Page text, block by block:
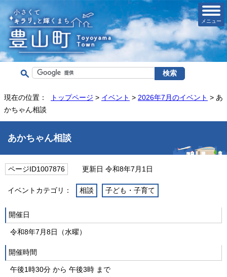
メニュー
現在の位置： トップページ > イベント > 2026年7月のイベント > あ
かちゃん相談
あかちゃん相談
ページID1007876 更新日 令和8年7月1日
イベントカテゴリ： 相談 子ども・子育て
開催日
令和8年7月8日（水曜）
開催時間
午後1時30分 から 午後3時 まで